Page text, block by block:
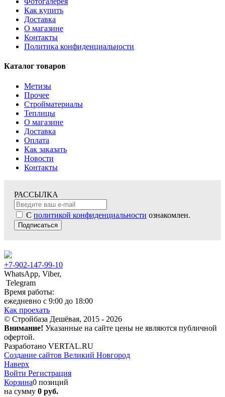
Как купить
Доставка
О магазине
Контакты
Политика конфиденциальности
Каталог товаров
Метизы
Прочее
Стройматериалы
Теплицы
О магазине
Доставка
Оплата
Как заказать
Новости
Контакты
РАССЫЛКА
С политикой конфиденциальности ознакомлен.
Подписаться
+7-902-147-99-10
WhatsApp, Viber,
Telegram
Время работы:
ежедневно с 9:00 до 18:00
Как проехать
© Стройбаза Дешёвая, 2015 - 2026
Внимание! Указанные на сайте цены не являются публичной
офертой.
Разработано VERTAL.RU
Создание сайтов Великий Новгород
Наверх
Войти Регистрация
Корзина0 позиций
на сумму 0 руб.